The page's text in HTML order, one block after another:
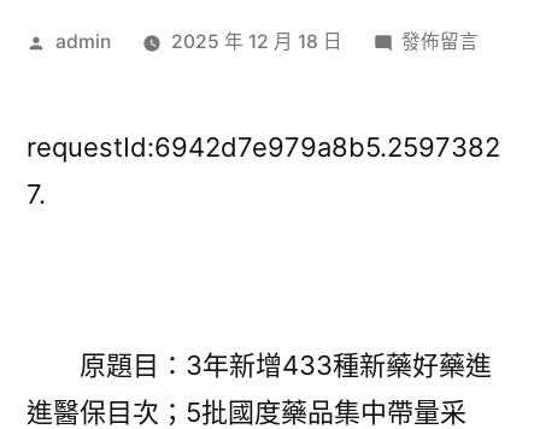
作
admin 2025 年 12 月 18 日
在
和
造
走
發佈留言
requestId:6942d7e979a8b5.2597382
7.
原題目：3年新增433種新藥好藥進
進醫保目次；5批國度藥品集中帶量采